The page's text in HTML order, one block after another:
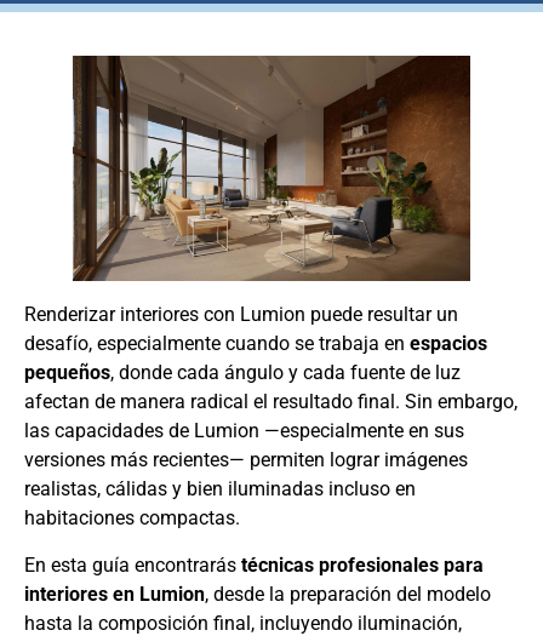
Renderizar interiores con Lumion puede resultar un
desafío, especialmente cuando se trabaja en espacios
pequeños, donde cada ángulo y cada fuente de luz
afectan de manera radical el resultado final. Sin embargo,
las capacidades de Lumion —especialmente en sus
versiones más recientes— permiten lograr imágenes
realistas, cálidas y bien iluminadas incluso en
habitaciones compactas.
En esta guía encontrarás técnicas profesionales para
interiores en Lumion, desde la preparación del modelo
hasta la composición final, incluyendo iluminación,